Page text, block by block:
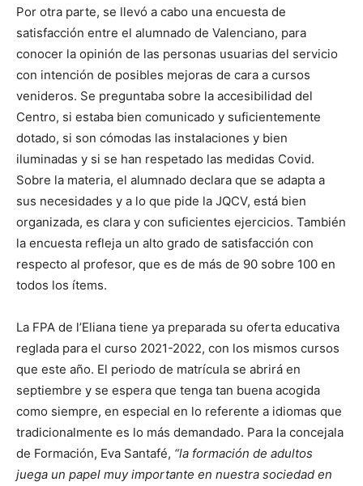
Por otra parte, se llevó a cabo una encuesta de
satisfacción entre el alumnado de Valenciano, para
conocer la opinión de las personas usuarias del servicio
con intención de posibles mejoras de cara a cursos
venideros. Se preguntaba sobre la accesibilidad del
Centro, si estaba bien comunicado y suficientemente
dotado, si son cómodas las instalaciones y bien
iluminadas y si se han respetado las medidas Covid.
Sobre la materia, el alumnado declara que se adapta a
sus necesidades y a lo que pide la JQCV, está bien
organizada, es clara y con suficientes ejercicios. También
la encuesta refleja un alto grado de satisfacción con
respecto al profesor, que es de más de 90 sobre 100 en
todos los ítems.
La FPA de l’Eliana tiene ya preparada su oferta educativa
reglada para el curso 2021-2022, con los mismos cursos
que este año. El periodo de matrícula se abrirá en
septiembre y se espera que tenga tan buena acogida
como siempre, en especial en lo referente a idiomas que
tradicionalmente es lo más demandado. Para la concejala
de Formación, Eva Santafé, “la formación de adultos
juega un papel muy importante en nuestra sociedad en